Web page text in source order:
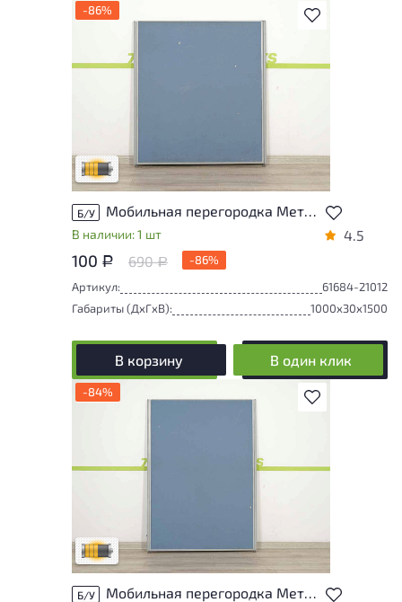
В избранное
-86%
Товар может иметь незначительные
повреждения и/или следы эксплуатации,
Удовлетворительный износ
Б/У Мобильная перегородка Металл Синий Россия
В наличии: 1 шт 4.5
100 Р 690Р
-86%
Артикул:
61684-21012
Габариты (ДxГxВ):
1000x30x1500
В корзину В один клик
В избранное
-84%
Удовлетворительный износ
Б/У Мобильная перегородка Металл Синий Россия